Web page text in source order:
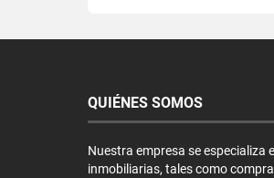
QUIÉNES SOMOS
Nuestra empresa se especializa
inmobiliarias, tales como